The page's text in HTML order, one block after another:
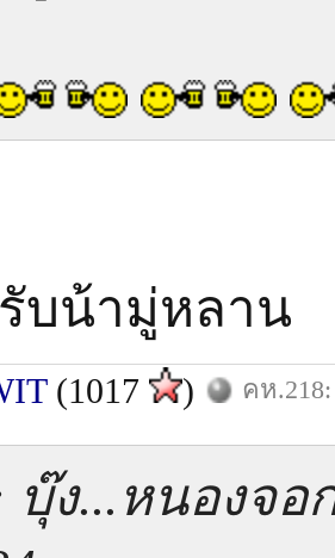
บน้ามู่หลาน
(1017 ) คห
บุ๊ง...หนองจอก